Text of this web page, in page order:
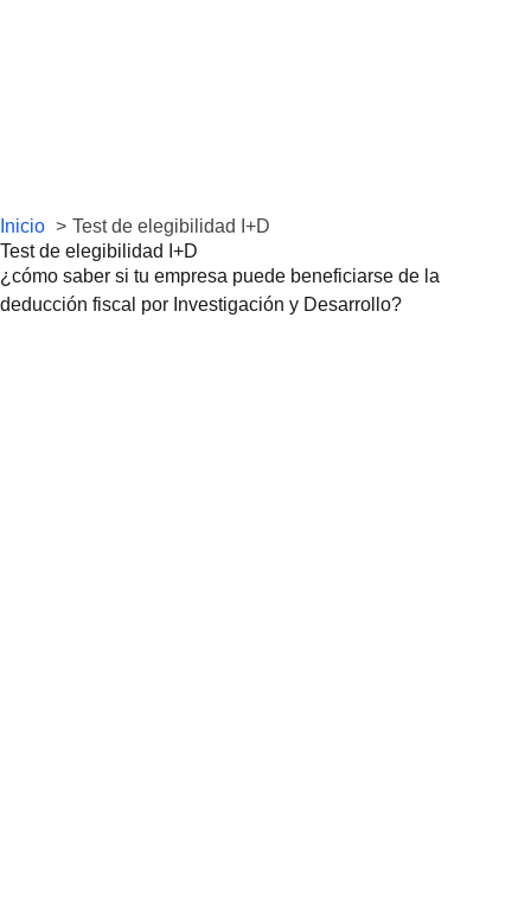
Inicio
Test de elegibilidad I+D
Test de elegibilidad I+D
¿cómo saber si tu empresa puede beneficiarse de la
deducción fiscal por Investigación y Desarrollo?